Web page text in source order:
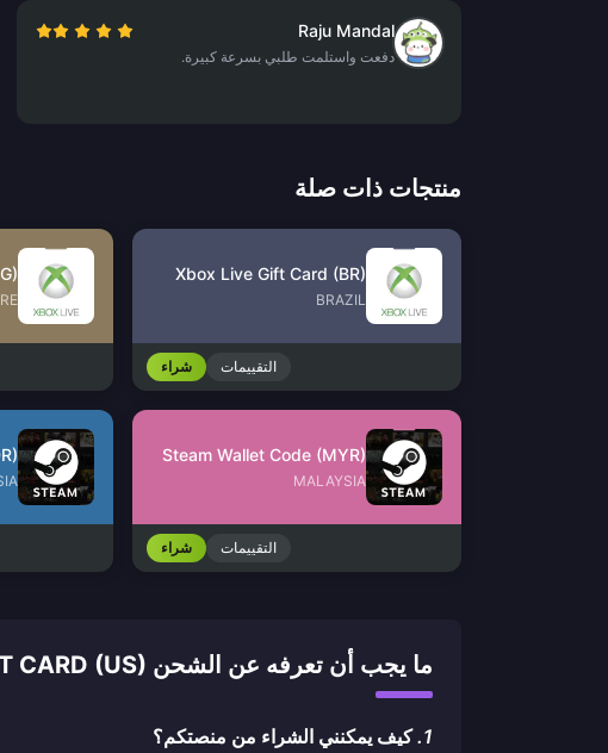
Raju Mandal
دفعت واستلمت طلبي بسرعة كبيرة.
منتجات ذات صلة
Xbox Live Gift Card (BR)
BRAZIL
التقييمات شراء
Steam Wallet Code (MYR)
MALAYSIA
التقييمات شراء
ما يجب أن تعرفه عن الشحن XBOX LIVE GIFT CARD (US)
1. كيف يمكنني الشراء من منصتكم؟